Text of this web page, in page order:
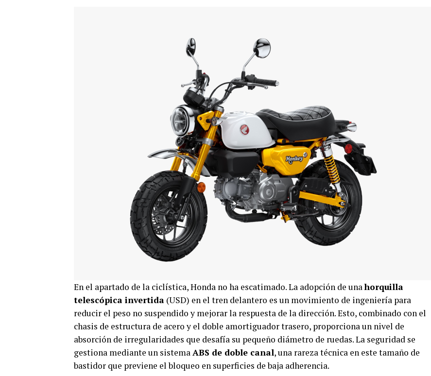
En el apartado de la ciclística, Honda no ha escatimado. La adopción de unahorquilla
telescópica invertida (USD) en el tren delantero es un movimiento de ingeniería para
reducir el peso no suspendido y mejorar la respuesta de la dirección. Esto, combinado con el
chasis de estructura de acero y el doble amortiguador trasero, proporciona un nivel de
absorción de irregularidades que desafía su pequeño diámetro de ruedas. La seguridad se
gestiona mediante un sistemaABS de doble canal, una rareza técnica en este tamaño de
bastidor que previene el bloqueo en superficies de baja adherencia.